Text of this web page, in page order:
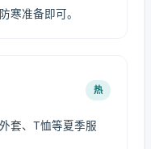
寒准备即可。
热
套、T恤等夏季服